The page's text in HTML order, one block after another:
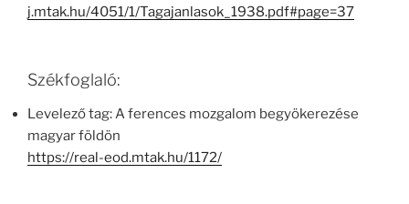
j.mtak.hu/4051/1/Tagajanlasok_1938.pdf#page=37
Székfoglaló:
Levelező tag: A ferences mozgalom begyökerezése
magyar földön
https://real-eod.mtak.hu/1172/